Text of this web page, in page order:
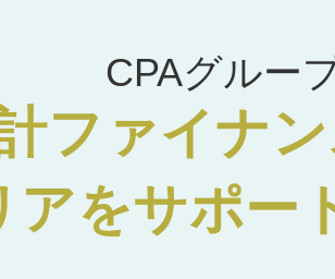
CPAグルー
ファイナ
アをサポー